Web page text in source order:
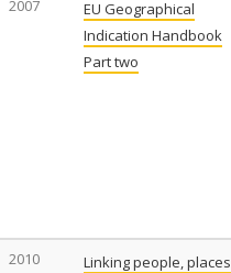
2007
EU Geographical
Indication Handbook
Part two
2010
Linking people, places